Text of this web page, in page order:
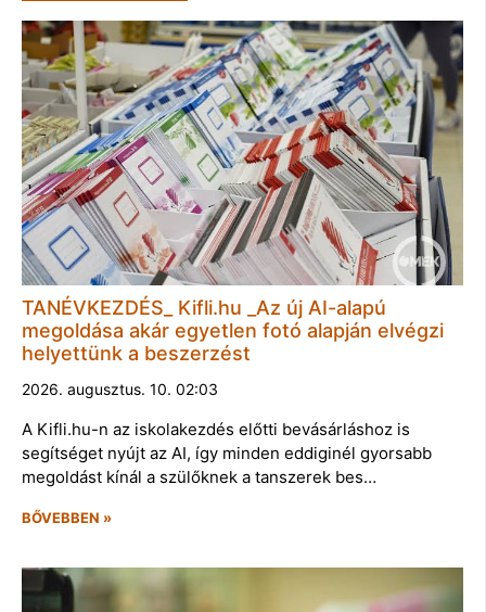
TANÉVKEZDÉS_ Kifli.hu _Az új AI-alapú
megoldása akár egyetlen fotó alapján elvégzi
helyettünk a beszerzést
2026. augusztus. 10. 02:03
A Kifli.hu-n az iskolakezdés előtti bevásárláshoz is
segítséget nyújt az AI, így minden eddiginél gyorsabb
megoldást kínál a szülőknek a tanszerek bes…
BŐVEBBEN »